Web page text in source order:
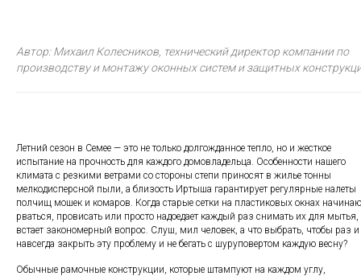
Автор: Михаил Колесников, технический директор компании по
производству и монтажу оконных систем и защитных
Летний сезон в Семее — это не только долгожданное тепло, но и жесткое
испытание на прочность для каждого домовладельца. Особенности нашего
климата с резкими ветрами со стороны степи приносят в жилье тонны
мелкодисперсной пыли, а близость Иртыша гарантирует регулярные налеты
полчищ мошек и комаров. Когда старые сетки на пластиковых окнах
рваться, провисать или просто надоедает каждый раз снимать их для мытья,
встает закономерный вопрос. Слуш, мил человек, а что выбрать, чтобы раз и
навсегда закрыть эту проблему и не бегать с шуруповертом каждую весну?
Обычные рамочные конструкции, которые штампуют на каждом углу,